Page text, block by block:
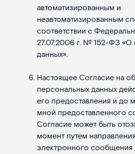
автоматизированным и
неавтоматизированным
соответствии с
27.07.2006 г. № 152-ФЗ «О
данных».
Настоящее Согласие на
персональных данных
его предоставления и до
мной предоставленного
Согласие может быть
момент путем
электронного сообщения